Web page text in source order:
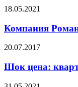
18.05.2021
Компания
20.07.2017
Шок цена: